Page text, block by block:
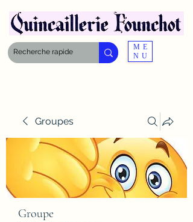
ME
NU
Groupes
Groupe